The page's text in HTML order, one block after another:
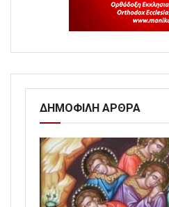
ΔΗΜΟΦΙΛΗ ΑΡΘΡΑ